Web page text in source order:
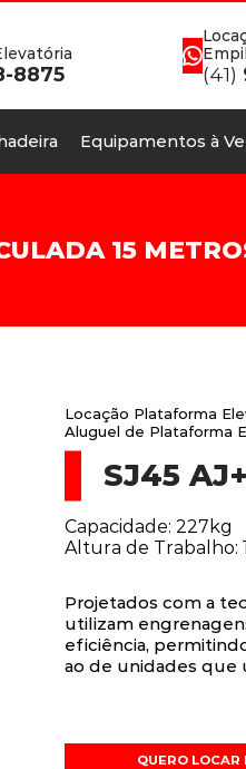
8875 (41)
Equipamentos à
15
Locação Plataforma
Aluguel de Plataforma
SJ45
Capacidade: 227kg
Altura de Trabalho:
Projetados com a
utilizam
eficiência,
ao de unidades que
QUERO LOCAR